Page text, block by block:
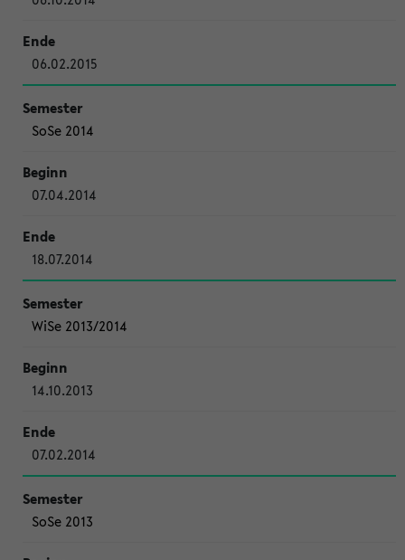
06.02.2015
SoSe 2014
07.04.2014
18.07.2014
WiSe 2013/2014
14.10.2013
07.02.2014
SoSe 2013